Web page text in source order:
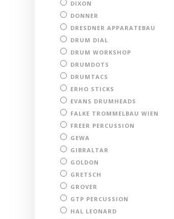
DIXON
DONNER
DRESDNER APPARATEBAU
DRUM DIAL
DRUM WORKSHOP
DRUMDOTS
DRUMTACS
ERHO STICKS
EVANS DRUMHEADS
FALKE TROMMELBAU WIEN
FREER PERCUSSION
GEWA
GIBRALTAR
GOLDON
GRETSCH
GROVER
GTP PERCUSSION
HAL LEONARD